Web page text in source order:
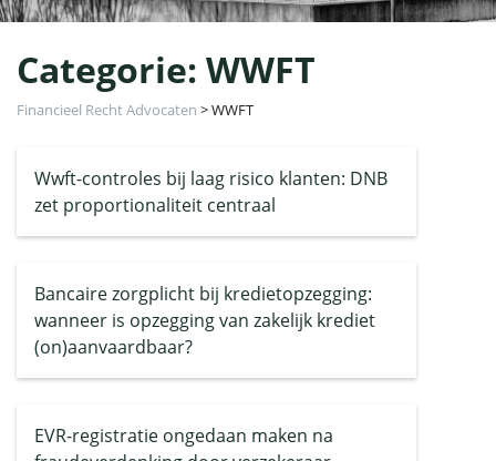
Categorie: WWFT
Financieel Recht Advocaten >WWFT
Wwft-controles bij laag risico klanten: DNB
zet proportionaliteit centraal
Bancaire zorgplicht bij kredietopzegging:
wanneer is opzegging van zakelijk krediet
(on)aanvaardbaar?
EVR-registratie ongedaan maken na